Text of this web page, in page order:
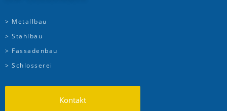
> Metallbau
> Stahlbau
> Fassadenbau
> Schlosserei
Kontakt